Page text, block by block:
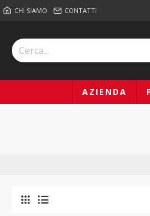
CHI SIAMO CONTATTI
AZIENDA